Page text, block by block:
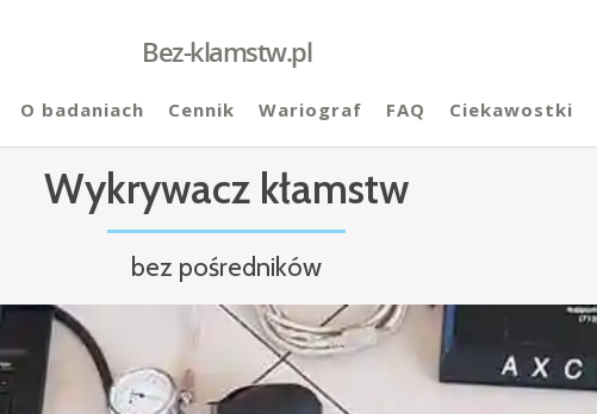
Bez-klamstw.pl
O badaniach Cennik Wariograf FAQ Ciekawostki
Wykrywacz kłamstw
bez pośredników